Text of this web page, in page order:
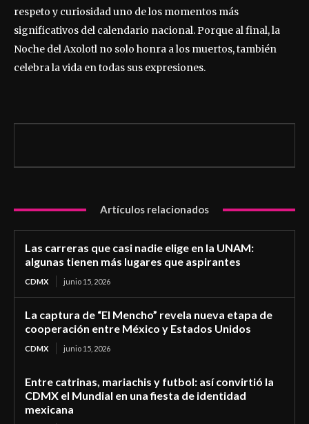
respeto y curiosidad uno de los momentos más
significativos del calendario nacional. Porque al final, la
Noche del Axolotl no solo honra a los muertos, también
celebra la vida en todas sus expresiones.
Artículos relacionados
Las carreras que casi nadie elige en la UNAM:
algunas tienen más lugares que aspirantes
CDMX junio 15, 2026
La captura de “El Mencho” revela nueva etapa de
cooperación entre México y Estados Unidos
CDMX junio 15, 2026
Entre catrinas, mariachis y futbol: así convirtió la
CDMX el Mundial en una fiesta de identidad
mexicana